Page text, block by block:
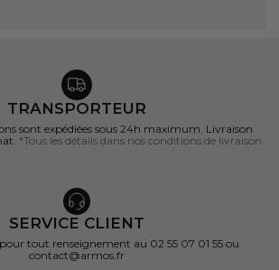
TRANSPORTEUR
sont expédiées sous 24h maximum. Livraison
*Tous les détails dans nos conditions de livraison
SERVICE CLIENT
tout renseignement au 02 55 07 01 55 ou
contact@armos.fr